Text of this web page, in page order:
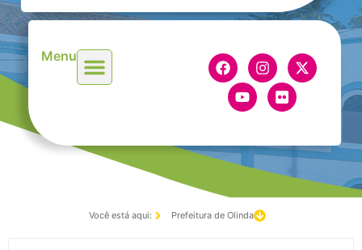
Menu
Você está aqui: Prefeitura de Olinda